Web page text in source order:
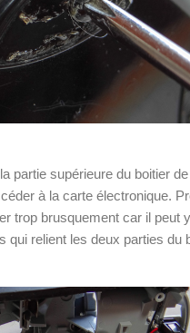
partie supérieure du boitier
à la carte électronique.
trop brusquement car il peut
qui relient les deux parties du